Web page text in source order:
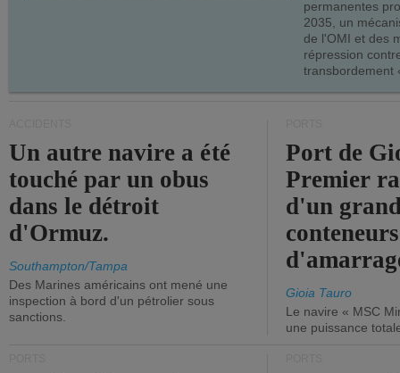
permanentes
2035, un
de l'OMI et des
répression
transbordement
Un autre navire a été
touché par un obus
dans le détroit
d'Ormuz.
Southampton/Tampa
Des Marines américains ont mené une
inspection à bord d'un pétrolier sous
sanctions.
Port de
Premier
d'un
Gioia Tauro
Le navire « MSC
une puissance